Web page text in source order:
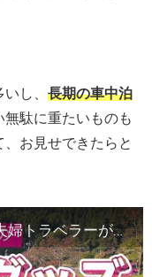
し、 長期の車中泊
駄に重たいものも
お見せできたらと
【夫婦キャンプ 道具】世界一周夫婦トラベラーが使う車中泊にも使える持ち物を紹介！